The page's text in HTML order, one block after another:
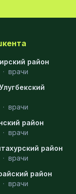
район
· врачи
· врачи
район
· врачи
район
· врачи
район
· врачи